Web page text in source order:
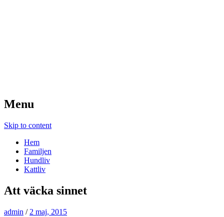
Menu
Skip to content
Hem
Familjen
Hundliv
Kattliv
Att väcka sinnet
admin / 2 maj, 2015